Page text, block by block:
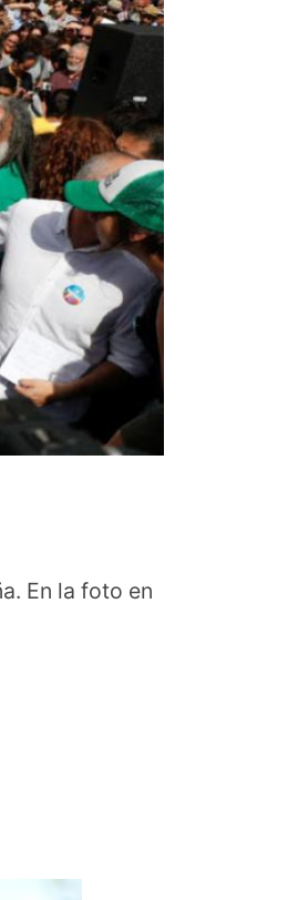
En la foto en